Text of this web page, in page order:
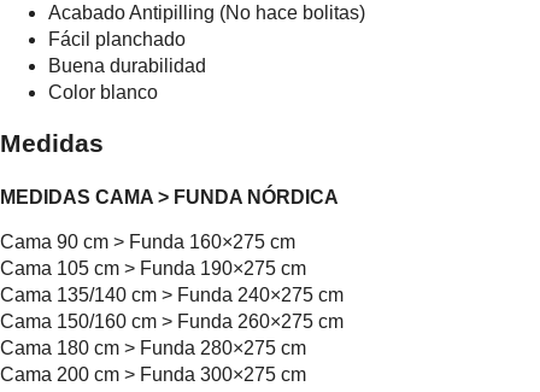
Acabado Antipilling (No hace bolitas)
Fácil planchado
Buena durabilidad
Color blanco
Medidas
MEDIDAS CAMA > FUNDA NÓRDICA
Cama 90 cm > Funda 160×275 cm
Cama 105 cm > Funda 190×275 cm
Cama 135/140 cm > Funda 240×275 cm
Cama 150/160 cm > Funda 260×275 cm
Cama 180 cm > Funda 280×275 cm
Cama 200 cm > Funda 300×275 cm